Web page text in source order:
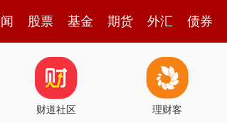
股票 基金 期货 外汇 债券
财道社区 理财客